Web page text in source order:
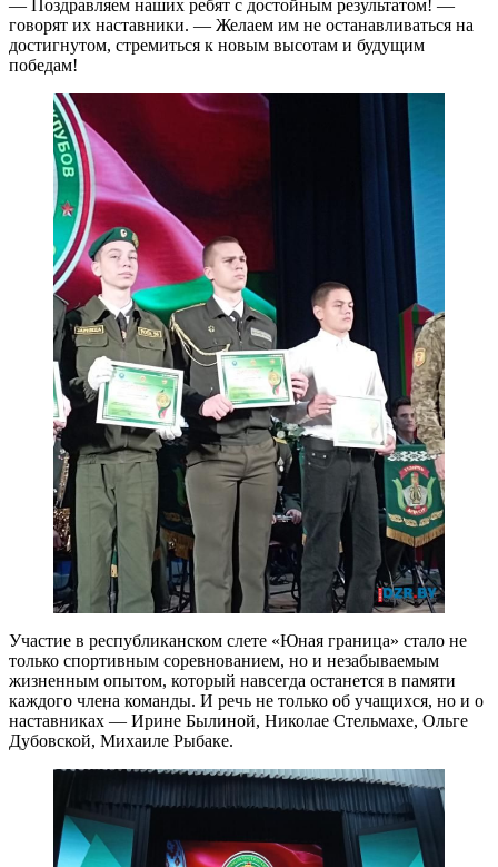
— Поздравляем наших ребят с достойным результатом! —
говорят их наставники. — Желаем им не останавливаться на
достигнутом, стремиться к новым высотам и будущим
победам!
Участие в республиканском слете «Юная граница» стало не
только спортивным соревнованием, но и незабываемым
жизненным опытом, который навсегда останется в памяти
каждого члена команды. И речь не только об учащихся, но и о
наставниках — Ирине Былиной, Николае Стельмахе, Ольге
Дубовской, Михаиле Рыбаке.